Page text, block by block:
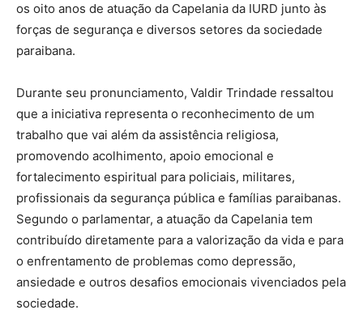
os oito anos de atuação da Capelania da IURD junto às
forças de segurança e diversos setores da sociedade
paraibana.
Durante seu pronunciamento, Valdir Trindade ressaltou
que a iniciativa representa o reconhecimento de um
trabalho que vai além da assistência religiosa,
promovendo acolhimento, apoio emocional e
fortalecimento espiritual para policiais, militares,
profissionais da segurança pública e famílias paraibanas.
Segundo o parlamentar, a atuação da Capelania tem
contribuído diretamente para a valorização da vida e para
o enfrentamento de problemas como depressão,
ansiedade e outros desafios emocionais vivenciados pela
sociedade.